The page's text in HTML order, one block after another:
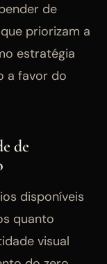
de
priorizam a
estratégia
a favor do
de
disponíveis
quanto
visual